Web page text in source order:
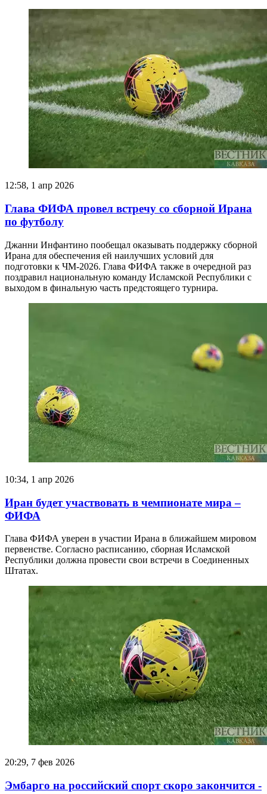
12:58, 1 апр 2026
Глава ФИФА провел встречу со сборной Ирана
по футболу
Джанни Инфантино пообещал оказывать поддержку сборной
Ирана для обеспечения ей наилучших условий для
подготовки к ЧМ-2026. Глава ФИФА также в очередной раз
поздравил национальную команду Исламской Республики с
выходом в финальную часть предстоящего турнира.
10:34, 1 апр 2026
Иран будет участвовать в чемпионате мира –
ФИФА
Глава ФИФА уверен в участии Ирана в ближайшем мировом
первенстве. Согласно расписанию, сборная Исламской
Республики должна провести свои встречи в Соединенных
Штатах.
20:29, 7 фев 2026
Эмбарго на российский спорт скоро закончится -